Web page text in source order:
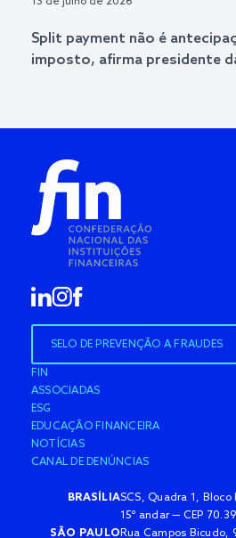
Split payment não é
imposto, afirma presidente
SELO DE PREVENÇÃO A FRAUDES
FIN
ASSOCIADAS
ESG
EDUCAÇÃO FINANCEIRA
NOTÍCIAS
CANAL DE DENÚNCIAS
BRASÍLIASCS, Quadra 1,
15º andar — CEP
SÃO PAULO Rua Campos Bicudo,